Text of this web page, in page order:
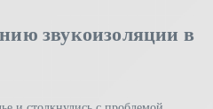
звукоизоляции в